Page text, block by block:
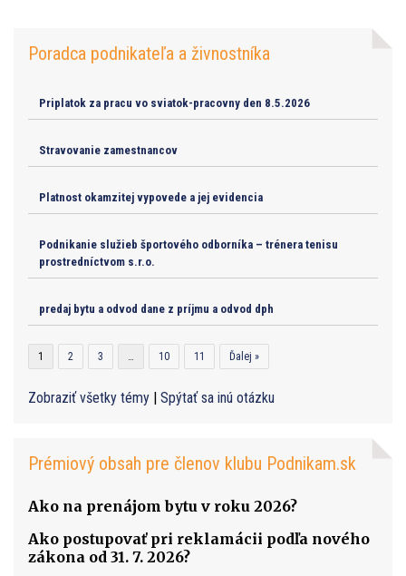
Poradca podnikateľa a živnostníka
Priplatok za pracu vo sviatok-pracovny den 8.5.2026
Stravovanie zamestnancov
Platnost okamzitej vypovede a jej evidencia
Podnikanie služieb športového odborníka – trénera tenisu
prostredníctvom s.r.o.
predaj bytu a odvod dane z príjmu a odvod dph
1 2 3 … 10 11 Ďalej »
Zobraziť všetky témy | Spýtať sa inú otázku
Prémiový obsah pre členov klubu Podnikam.sk
Ako na prenájom bytu v roku 2026?
Ako postupovať pri reklamácii podľa nového
zákona od 31. 7. 2026?